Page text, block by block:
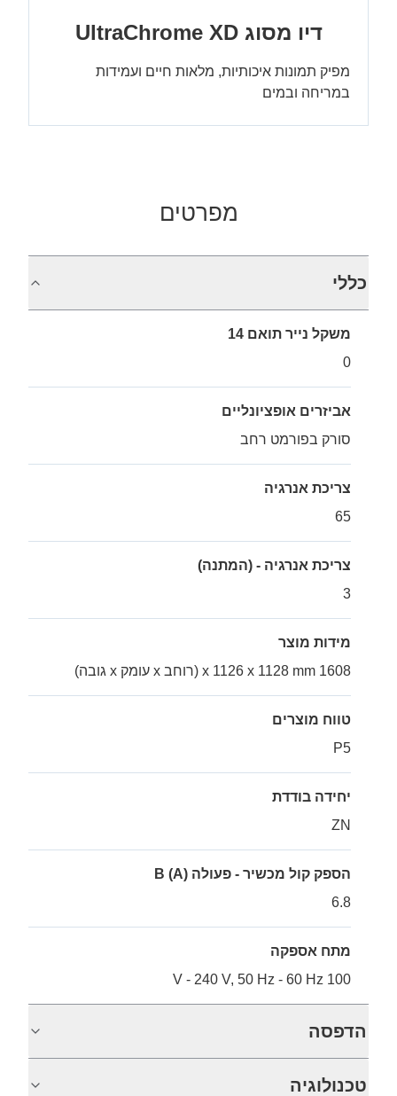
דיו מסוג UltraChrome XD
מפיק תמונות איכותיות, מלאות חיים ועמידות
במריחה ובמים
מפרטים
כללי
משקל נייר תואם 14
0
אביזרים אופציונליים
סורק בפורמט רחב
צריכת אנרגיה
65
צריכת אנרגיה - (המתנה)
3
מידות מוצר
1608 x 1126 x 1128 mm (רוחב x עומק x גובה)
טווח מוצרים
P5
יחידה בודדת
ZN
הספק קול מכשיר - פעולה B (A)
6.8
מתח אספקה
100 V - 240 V, 50 Hz - 60 Hz
הדפסה
טכנולוגיה